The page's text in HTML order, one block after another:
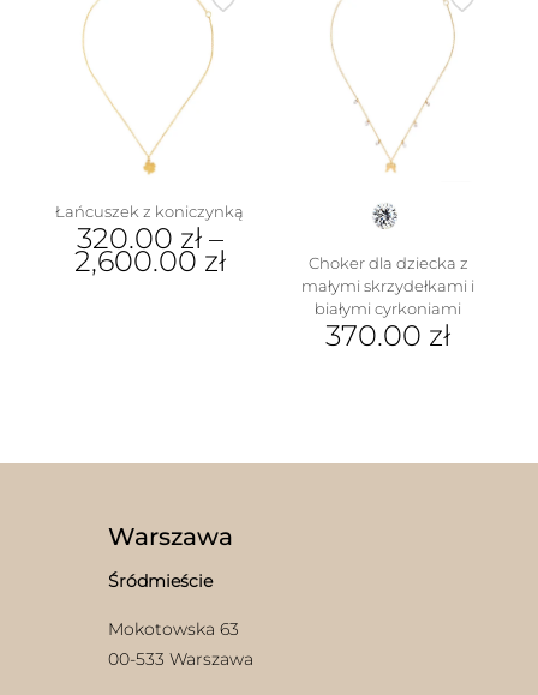
wariantów.
można
wybrać
na
stronie
produktu
Łańcuszek z koniczynką
320.00 zł–
2,600.00 zł
Choker dla dziecka z
małymi skrzydełkami i
białymi cyrkoniami
370.00 zł
Warszawa
Śródmieście
Mokotowska 63
00-533 Warszawa